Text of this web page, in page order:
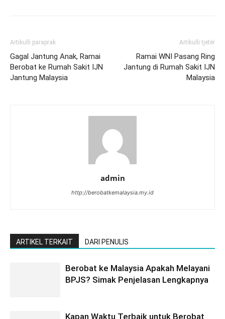
Artikulli paraprak
Gagal Jantung Anak, Ramai
Berobat ke Rumah Sakit IJN
Jantung Malaysia
Artikulli tjetër
Ramai WNI Pasang Ring
Jantung di Rumah Sakit IJN
Malaysia
admin
http://berobatkemalaysia.my.id
ARTIKEL TERKAIT DARI PENULIS
Berobat ke Malaysia Apakah Melayani
BPJS? Simak Penjelasan Lengkapnya
Kapan Waktu Terbaik untuk Berobat